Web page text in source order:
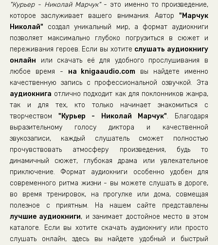
"Курьер - Николай Марчук"- это именно то произведение,
которое заслуживает вашего внимания. Автор "Марчук
Николай" создал уникальный мир, а формат аудиокниги
позволяет максимально глубоко погрузиться в сюжет и
переживания героев. Если вы хотите слушать аудиокнигу
онлайн или скачать её для удобного прослушивания в
любое время - на knigaaudio.com вы найдете именно
качественную запись с профессиональной озвучкой. Эта
аудиокнига отлично подходит как для поклонников жанра,
так и для тех, кто только начинает знакомиться с
творчеством"Курьер - Николай Марчук". Благодаря
выразительному голосу диктора и качественной
звукозаписи, каждый слушатель сможет полностью
прочувствовать атмосферу произведения, будь то
динамичный сюжет, глубокая драма или увлекательное
приключение. Формат аудиокниги особенно удобен для
современного ритма жизни - вы можете слушать в дороге,
во время тренировок, на прогулке или дома, совмещая
полезное с приятным. На нашем сайте представлены
лучшие аудиокниги, и занимает достойное место в этом
каталоге. Если вы хотите скачать аудиокнигу или просто
слушать онлайн, здесь вы найдете удобный и быстрый